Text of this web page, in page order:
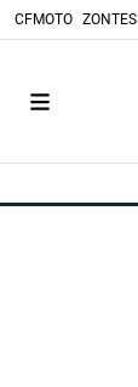
CFMOTO ZONTES